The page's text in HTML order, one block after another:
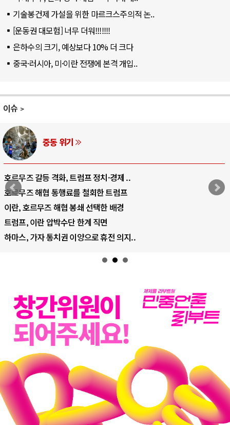
기술봉건제 가설을 위한 마르크스주의적 논..
[운동권 대모험] 너무 더워!!!!!!!
은하수의 크기, 예상보다 10% 더 크다
중국·러시아, 미·이란 전쟁에 본격 개입..
이슈
정치·경제 ..
회한 트럼프
택한 배경
직면
로 휴전 의지..
중국 AI, 저가 공세로 글
AI 국부펀드 구상 놓고